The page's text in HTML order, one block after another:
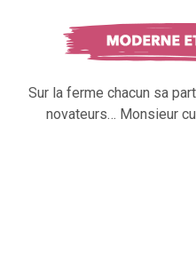
Sur la ferme chacun sa
novateurs… Monsieur